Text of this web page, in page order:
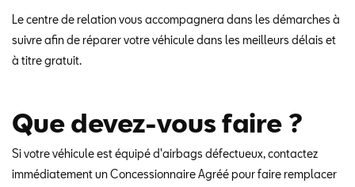
Le centre de relation vous accompagnera dans les démarches à
suivre afin de réparer votre véhicule dans les meilleurs délais et
à titre gratuit.
Que devez-vous faire ?
Si votre véhicule est équipé d'airbags défectueux, contactez
immédiatement un Concessionnaire Agréé pour faire remplacer